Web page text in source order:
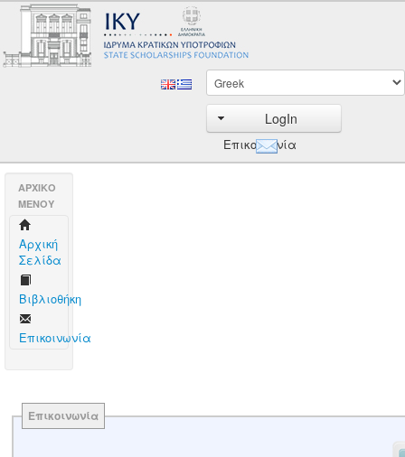
LogIn
Επικοινωνία
AΡΧΙΚΟ
ΜΕΝΟΥ
Aρχική
Σελίδα
Βιβλιοθήκη
Επικοινωνία
Επικοινωνία